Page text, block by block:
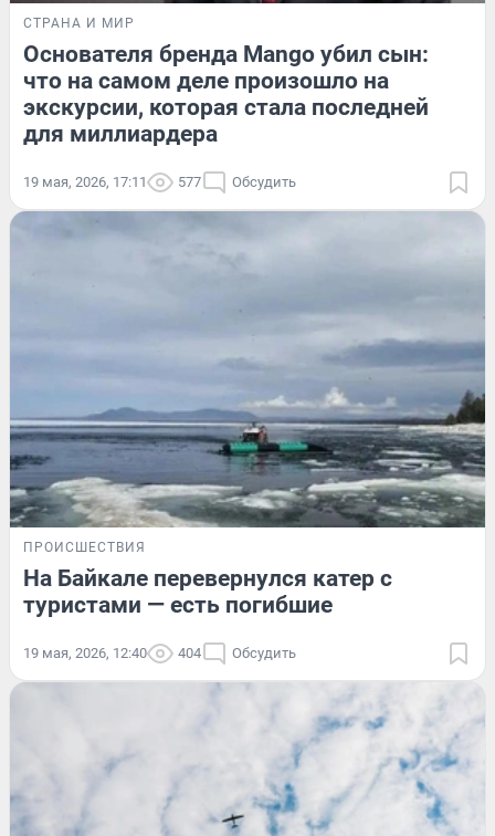
СТРАНА И МИР
Основателя бренда Mango убил сын:
что на самом деле произошло на
экскурсии, которая стала последней
для миллиардера
19 мая, 2026, 17:11 577 Обсудить
ПРОИСШЕСТВИЯ
На Байкале перевернулся катер с
туристами — есть погибшие
19 мая, 2026, 12:40 404 Обсудить